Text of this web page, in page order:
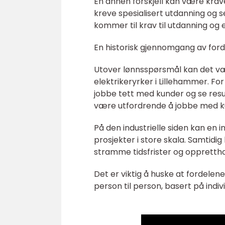
kreve spesialisert utdanning og
kommer til krav til utdanning og
En historisk gjennomgang av
Utover lønnsspørsmål kan det
elektrikeryrker i Lillehammer.
jobbe tett med kunder og se
være utfordrende å jobbe med
På den industrielle siden kan
prosjekter i store skala.
stramme tidsfrister og
Det er viktig å huske at
person til person, basert på